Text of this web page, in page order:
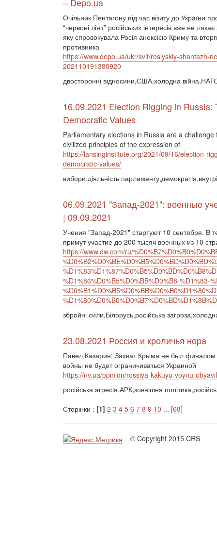
Очільник Пентагону під час візиту до
“червоні лінії” російських інтересів вже не
яку спровокувала Росія анексією Криму та
противника
https://www.depo.ua/ukr/svit/rosiyskiy-shantazh-
202110191380920
двосторонні відносини,США,холодна
16.09.2021 Election Rigging in Russia:
Democratic Values
Parliamentary elections in Russia are a
civilized principles of the expression of
https://lansinginstitute.org/2021/09/16/election-
democratic-values/
вибори,діяльність
06.09.2021 "Запад-2021": военные
| 09.09.2021
Учения "Запад-2021" стартуют 10 сентября. В
примут участие до 200 тысяч военных из 10
https://www.dw.com/ru/
%D1%86%D0%B5%D0%BB%D0%B8-%D1%83-
збройні сили,Білорусь,російська
23.08.2021 Россия и кроличья нора
Павел Казарин: Захват Крыма не был
войны не будет ограничиваться Украиной
https://nv.ua/opinion/rossiya-kakuyu-voynu-
російська агресія,АРК,зовнішня
Сторінки : [1] 2 3 4 5 6 7 8 9 10 ... [68]
© Copyright 2015 CRS